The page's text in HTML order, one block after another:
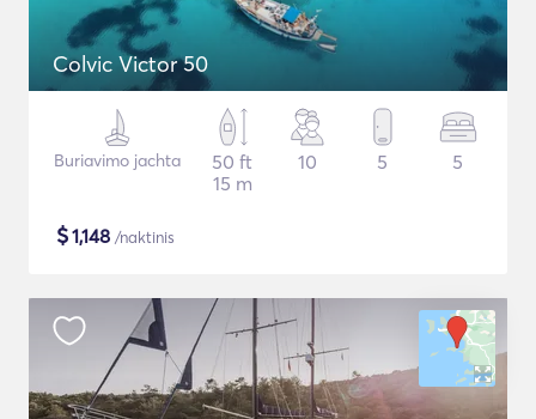
Colvic Victor 50
Buriavimo jachta
50 ft
15 m
10 5 5
$1,148 /naktinis